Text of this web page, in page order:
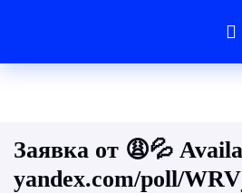
Заявка от 😩💦
yandex.com/poll/